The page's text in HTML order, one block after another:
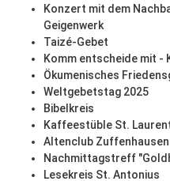
Konzert mit dem
Geigenwerk
Taizé-Gebet
Komm entscheide mit -
Ökumenisches
Weltgebetstag 2025
Bibelkreis
Kaffeestüble St.
Altenclub Zuffenhausen
Nachmittagstreff
Lesekreis St. Antonius